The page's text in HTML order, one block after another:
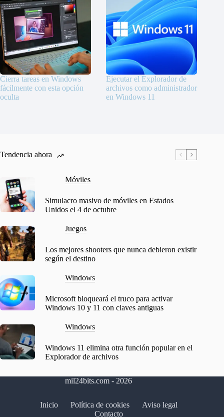
Cierra tareas en Windows
fácilmente con esta opción
oculta
Ejecutar el Explorador de
archivos como administrador
en Windows 11
Tendencia ahora
Móviles
Simulacro masivo de móviles en Estados
Unidos el 4 de octubre
Juegos
Los mejores shooters que nunca debieron existir
según el destino
Windows
Microsoft bloqueará el truco para activar
Windows 10 y 11 con claves antiguas
Windows
Windows 11 elimina otra función popular en el
Explorador de archivos
mil24bits.com - 2026
Inicio Política de cookies
Aviso legal
Contacto